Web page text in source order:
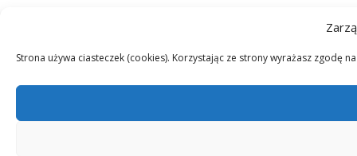
Strona używa ciasteczek (cookies). Korzystając ze strony wyrażasz zgodę